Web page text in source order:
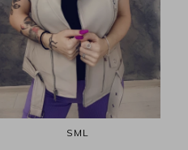
S M L